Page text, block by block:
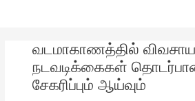
வடமாகாணத்தில் விவசாய
நடவடிக்கைகள்
சேகரிப்பும் ஆய்வும்
navigation